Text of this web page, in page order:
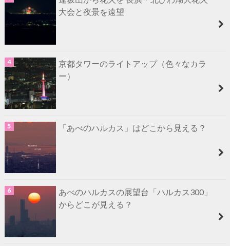
大会と夜景を遠望
京都タワーのライトアップ（色々なカラ
ー）
「あべのハルカス」はどこから見える？
あべのハルカスの展望台「ハルカス300」
からどこが見える？